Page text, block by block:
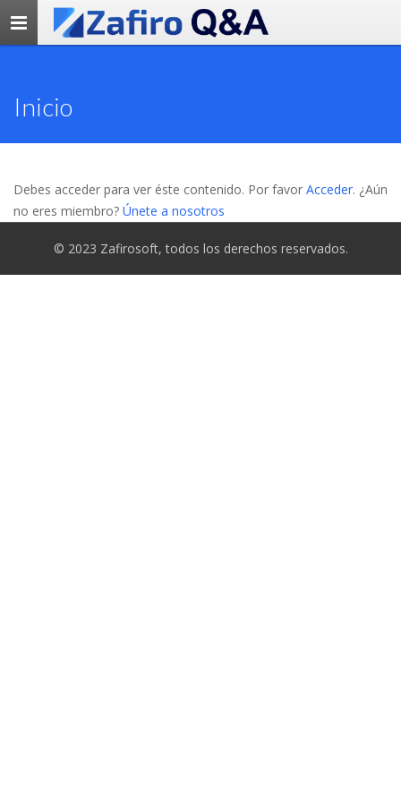
Toggle
navigation
Inicio
Debes acceder para ver éste contenido. Por favor Acceder. ¿Aún
no eres miembro? Únete a nosotros
© 2023 Zafirosoft, todos los derechos reservados.